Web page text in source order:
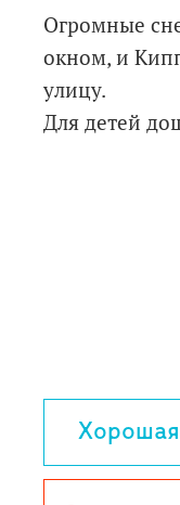
Огромные
окном, и
улицу.
Для детей
Хорошая